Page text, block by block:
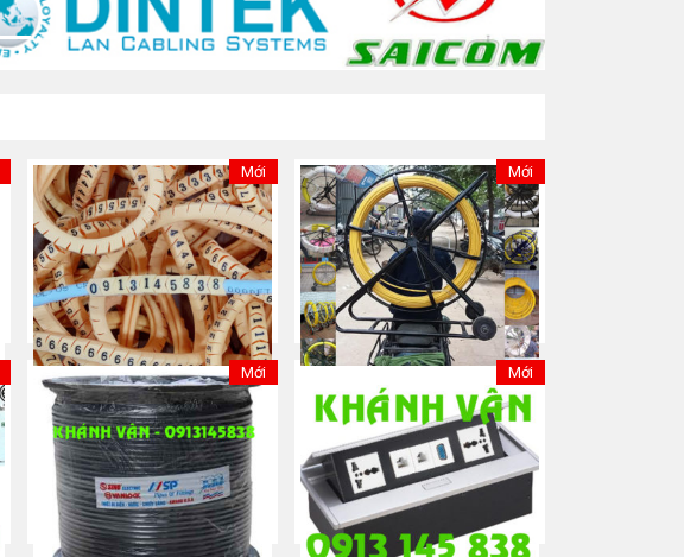
Mới
Bộ số/chữ/ Vòng đánh số dây
mạng cao su CAT5E CAT6
Mua ngay
Mới
Ghi kéo/luồn cáp SỈ/LẺ
Mua ngay
Mới Mới